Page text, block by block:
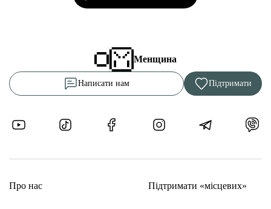
Менщина
Написати нам Підтримати
Про нас Підтримати «місцевих»